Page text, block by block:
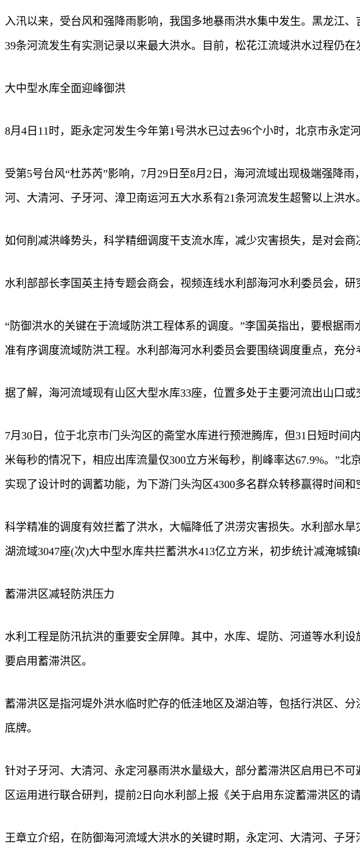
入汛以来，受台风和强降雨影响，我国多地暴雨洪水集中发生。黑龙江
39条河流发生有实测记录以来最大洪水。目前，松花江流域洪水过程仍
大中型水库全面迎峰御洪
8月4日11时，距永定河发生今年第1号洪水已过去96个小时，北京市永定
受第5号台风“杜苏芮”影响，7月29日至8月2日，海河流域出现极端强降
河、大清河、子牙河、漳卫南运河五大水系有21条河流发生超警以上洪
如何削减洪峰势头，科学精细调度干支流水库，减少灾害损失，是对会商
水利部部长李国英主持专题会商会，视频连线水利部海河水利委员会，研
“防御洪水的关键在于流域防洪工程体系的调度。”李国英指出，要根据
准有序调度流域防洪工程。水利部海河水利委员会要围绕调度重点，充
据了解，海河流域现有山区大型水库33座，位置多处于主要河流出山口
7月30日，位于北京市门头沟区的斋堂水库进行预泄腾库，但31日短时
米每秒的情况下，相应出库流量仅300立方米每秒，削峰率达67.9%。”
实现了设计时的调蓄功能，为下游门头沟区4300多名群众转移赢得时间和
科学精准的调度有效拦蓄了洪水，大幅降低了洪涝灾害损失。水利部水
湖流域3047座(次)大中型水库共拦蓄洪水413亿立方米，初步统计减淹城
蓄滞洪区减轻防洪压力
水利工程是防汛抗洪的重要安全屏障。其中，水库、堤防、河道等水利
要启用蓄滞洪区。
蓄滞洪区是指河堤外洪水临时贮存的低洼地区及湖泊等，包括行洪区、
底牌。
针对子牙河、大清河、永定河暴雨洪水量级大，部分蓄滞洪区启用已不
区运用进行联合研判，提前2日向水利部上报《关于启用东淀蓄滞洪区的
王章立介绍，在防御海河流域大洪水的关键时期，永定河、大清河、子